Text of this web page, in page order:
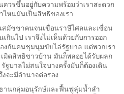
ควรขึ้นอยู่กับความพร้อมว่าเราสะดวก
ไหนมันเป็นสิทธิของเรา
สมัชชาคนจนเขื่อนราษีไศลและเขื่อน
กินไป เราจึงไม่เห็นด้วยกับการออก
งกันคนชุมนุมขับไล่รัฐบาล แต่พวกเรา
มิดสิทธิชาวบ้าน มันก็พลอยได้รับผลก
ฐบาลไม่สนใจบางครั้งมันก็ต้องเดิน
จะมีอำนาจต่อรอง
านกลุ่มอนุรักษ์และฟื้นฟูลุ่มน้ำลำ